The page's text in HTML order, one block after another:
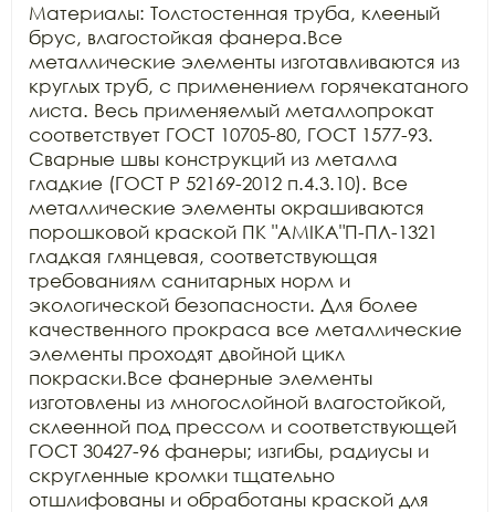
Материалы: Толстостенная труба, клееный
брус, влагостойкая фанера.Все
металлические элементы изготавливаются из
круглых труб, с применением горячекатаного
листа. Весь применяемый металлопрокат
соответствует ГОСТ 10705-80, ГОСТ 1577-93.
Сварные швы конструкций из металла
гладкие (ГОСТ Р 52169-2012 п.4.3.10). Все
металлические элементы окрашиваются
порошковой краской ПК "АМIKA"П-ПЛ-1321
гладкая глянцевая, соответствующая
требованиям санитарных норм и
экологической безопасности. Для более
качественного прокраса все металлические
элементы проходят двойной цикл
покраски.Все фанерные элементы
изготовлены из многослойной влагостойкой,
склеенной под прессом и соответствующей
ГОСТ 30427-96 фанеры; изгибы, радиусы и
скругленные кромки тщательно
отшлифованы и обработаны краской для